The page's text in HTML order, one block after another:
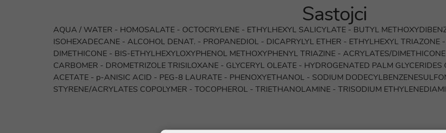
Sastojci
AQUA / WATER - HOMOSALATE - OCTOCRYLENE - ETHYLHEXYL SALICYLATE - BUTYL
ISOHEXADECANE - ALCOHOL DENAT. - PROPANEDIOL - DICAPRYLYL ETHER - ETHYLHEXYL TRIAZONE
DIMETHICONE - BIS-ETHYLHEXYLOXYPHENOL METHOXYPHENYL TRIAZINE - ACRYLATES/
CARBOMER - DROMETRIZOLE TRISILOXANE - GLYCERYL OLEATE - HYDROGENATED PALM
ACETATE - p-ANISIC ACID - PEG-8 LAURATE - PHENOXYETHANOL - SODIUM
STYRENE/ACRYLATES COPOLYMER - TOCOPHEROL - TRIETHANOLAMINE - TRISODIUM